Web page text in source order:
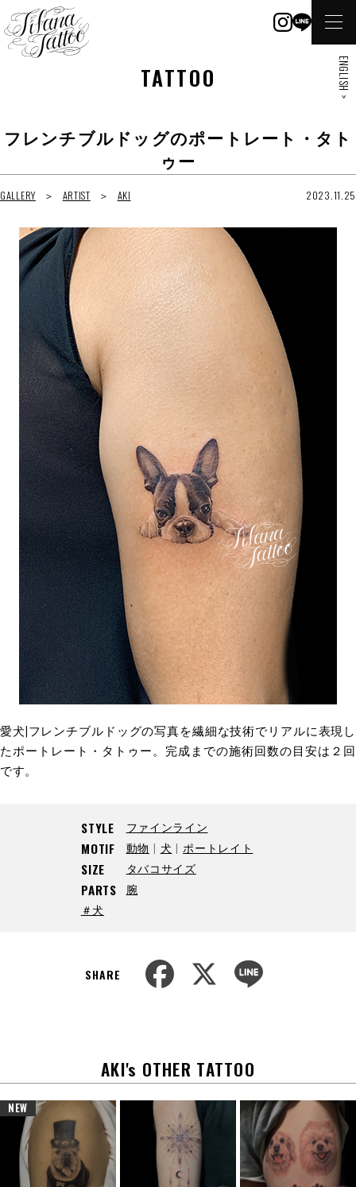
TATTOO
フレンチブルドッグのポートレート・タト
ゥー
GALLERY ARTIST AKI 2023.11.25
愛犬|フレンチブルドッグの写真を繊細な技術でリアルに表現し
たポートレート・タトゥー。完成までの施術回数の目安は２回
です。
STYLE ファインライン
MOTIF 動物 犬 ポートレイト
SIZE タバコサイズ
PARTS
腕
＃犬
SHARE
AKI's OTHER TATTOO
NEW
ENGLISH >